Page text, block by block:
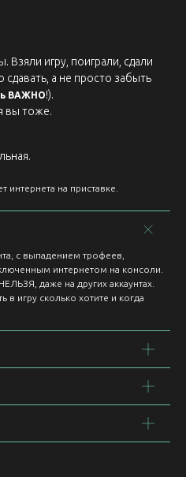
Взяли игру, поиграли, сдали
сдавать, а не просто забыть
ВАЖНО!).
вы тоже.
на приставке.
с выпадением трофеев,
интернетом на консоли.
даже на других аккаунтах.
в игру сколько хотите и когда